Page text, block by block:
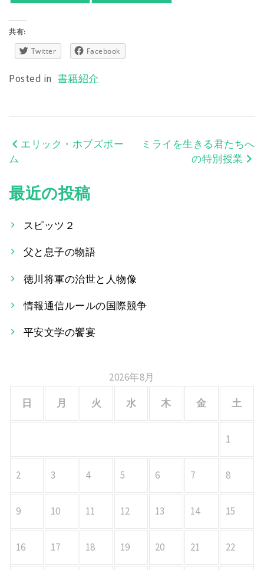
共有:
Twitter Facebook
Posted in 書籍紹介
投
ナ
ビ
シ
ョ
ン
エリック・ホブズボー
ム
ミライを生きる君たちへ
の特別授業
最近の投稿
スピッツ２
父と息子の物語
徳川将軍の治世と人物像
情報通信ルールの国際競争
平安文学の饗宴
2026年8月
日
月 火 水 木 金 土
1
2 3 4 5 6 7 8
9 10 11 12 13 14 15
16 17 18 19 20 21 22